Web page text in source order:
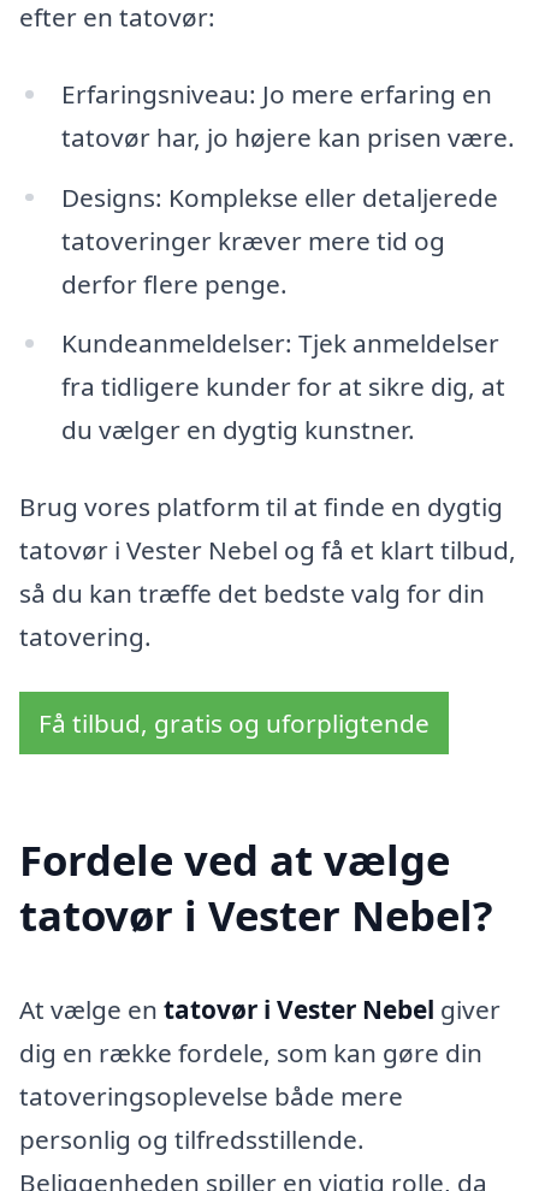
efter en tatovør:
Erfaringsniveau: Jo mere erfaring en
tatovør har, jo højere kan prisen være.
Designs: Komplekse eller detaljerede
tatoveringer kræver mere tid og
derfor flere penge.
Kundeanmeldelser: Tjek anmeldelser
fra tidligere kunder for at sikre dig, at
du vælger en dygtig kunstner.
Brug vores platform til at finde en dygtig
tatovør i Vester Nebel og få et klart tilbud,
så du kan træffe det bedste valg for din
tatovering.
Få tilbud, gratis og uforpligtende
Fordele ved at vælge
tatovør i Vester Nebel?
At vælge en tatovør i Vester Nebel giver
dig en række fordele, som kan gøre din
tatoveringsoplevelse både mere
personlig og tilfredsstillende.
Beliggenheden spiller en vigtig rolle, da